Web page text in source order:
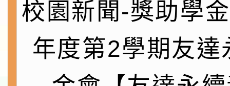
實施要點各1份
程
函轉國家通訊傳播委員
鎮韌性（防空）演習－
速演練執行計畫」
「115年金融知識線上
本校115學年度第1學
校園新聞-獎助學
年度第2學期友達